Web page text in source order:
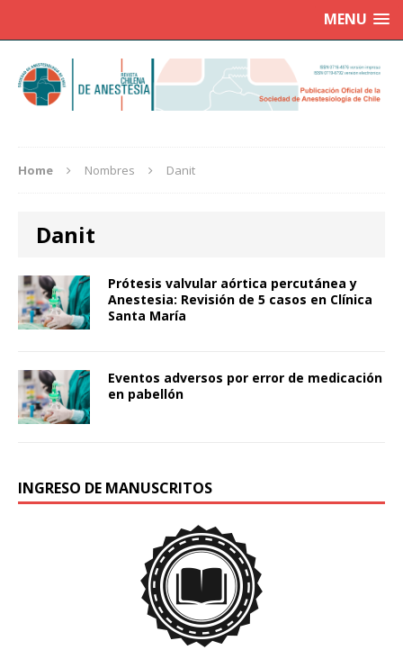
MENU
Home Nombres Danit
Danit
Prótesis valvular aórtica percutánea y
Anestesia: Revisión de 5 casos en Clínica
Santa María
Eventos adversos por error de medicación
en pabellón
INGRESO DE MANUSCRITOS